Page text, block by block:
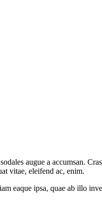
augue a accumsan.
vitae, eleifend ac, enim.
eaque ipsa, quae ab illo